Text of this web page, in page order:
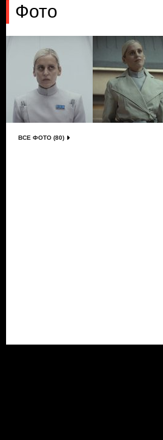
Фото
ВСЕ ФОТО (80)